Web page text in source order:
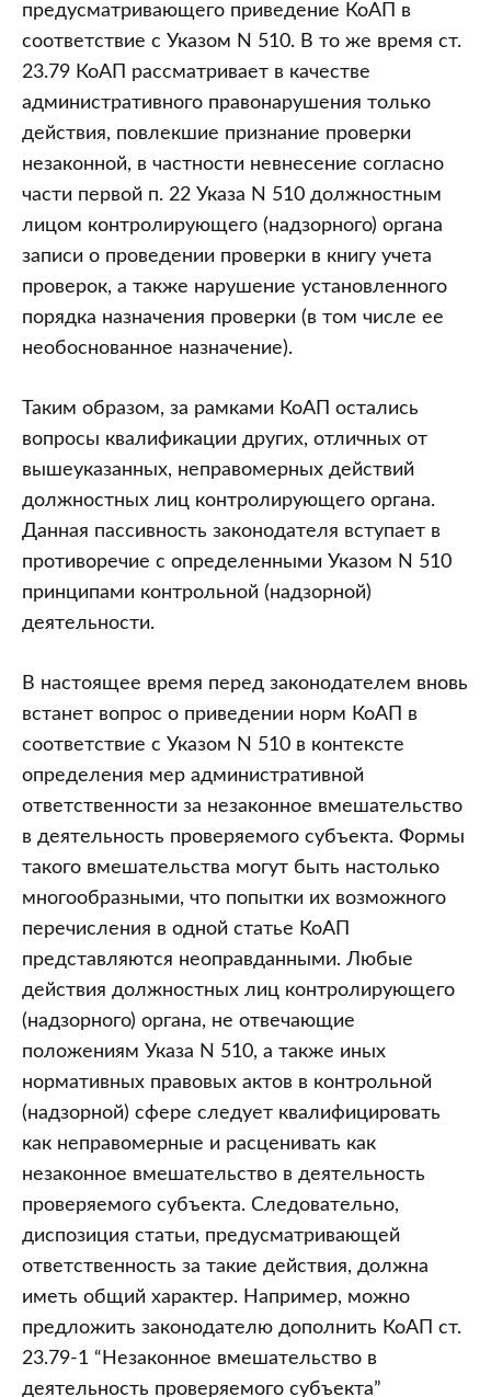
предусматривающего приведение КоАП в
соответствие с Указом N 510. В то же время ст.
23.79 КоАП рассматривает в качестве
административного правонарушения только
действия, повлекшие признание проверки
незаконной, в частности невнесение согласно
части первой п. 22 Указа N 510 должностным
лицом контролирующего (надзорного) органа
записи о проведении проверки в книгу учета
проверок, а также нарушение установленного
порядка назначения проверки (в том числе ее
необоснованное назначение).
Таким образом, за рамками КоАП остались
вопросы квалификации других, отличных от
вышеуказанных, неправомерных действий
должностных лиц контролирующего органа.
Данная пассивность законодателя вступает в
противоречие с определенными Указом N 510
принципами контрольной (надзорной)
деятельности.
В настоящее время перед законодателем вновь
встанет вопрос о приведении норм КоАП в
соответствие с Указом N 510 в контексте
определения мер административной
ответственности за незаконное вмешательство
в деятельность проверяемого субъекта. Формы
такого вмешательства могут быть настолько
многообразными, что попытки их возможного
перечисления в одной статье КоАП
представляются неоправданными. Любые
действия должностных лиц контролирующего
(надзорного) органа, не отвечающие
положениям Указа N 510, а также иных
нормативных правовых актов в контрольной
(надзорной) сфере следует квалифицировать
как неправомерные и расценивать как
незаконное вмешательство в деятельность
проверяемого субъекта. Следовательно,
диспозиция статьи, предусматривающей
ответственность за такие действия, должна
иметь общий характер. Например, можно
предложить законодателю дополнить КоАП ст.
23.79-1 “Незаконное вмешательство в
деятельность проверяемого субъекта”